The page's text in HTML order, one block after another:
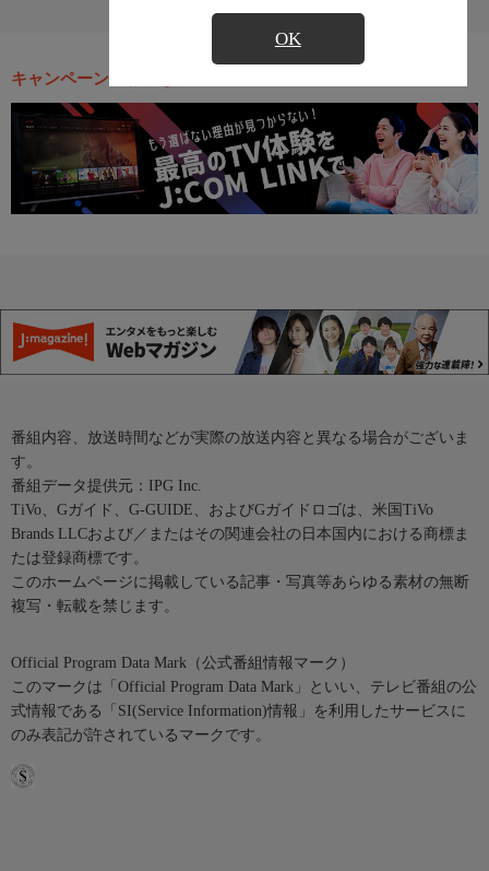
OK
キャンペーン・お得な情報
番組内容、放送時間などが実際の放送内容と異なる場合がございま
す。
番組データ提供元：IPG Inc.
TiVo、Gガイド、G-GUIDE、およびGガイドロゴは、米国TiVo
Brands LLCおよび／またはその関連会社の日本国内における商標ま
たは登録商標です。
このホームページに掲載している記事・写真等あらゆる素材の無断
複写・転載を禁じます。
Official Program Data Mark（公式番組情報マーク）
このマークは「Official Program Data Mark」といい、テレビ番組の公
式情報である「SI(Service Information)情報」を利用したサービスに
のみ表記が許されているマークです。